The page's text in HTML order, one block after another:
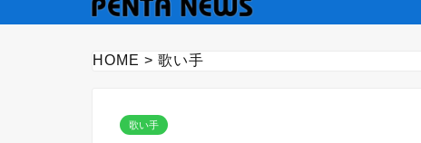
HOME > 歌い手
歌い手